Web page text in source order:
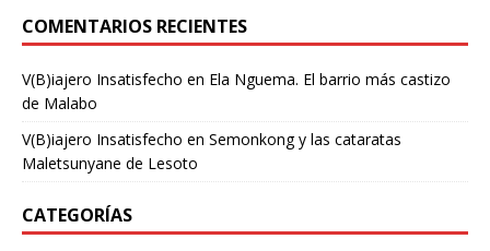
COMENTARIOS RECIENTES
V(B)iajero Insatisfecho en Ela Nguema. El barrio más castizo
de Malabo
V(B)iajero Insatisfecho en Semonkong y las cataratas
Maletsunyane de Lesoto
CATEGORÍAS